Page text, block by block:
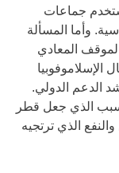
جماعات
وأما المسألة
الموقف المعادي
الإسلاموفوبيا
الدعم الدولي.
الذي جعل قطر
الذي ترتجيه